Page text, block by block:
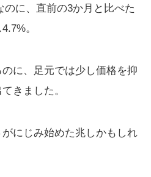
に、直前の3か月と比べた
。
に、足元では少し価格を抑
きました。
にじみ始めた兆しかもしれ